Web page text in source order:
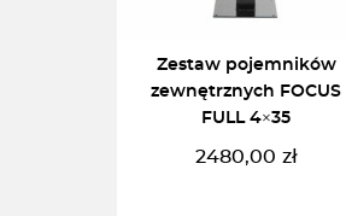
Zestaw pojemników
zewnętrznych FOCUS
FULL 4×35
2480,00 zł